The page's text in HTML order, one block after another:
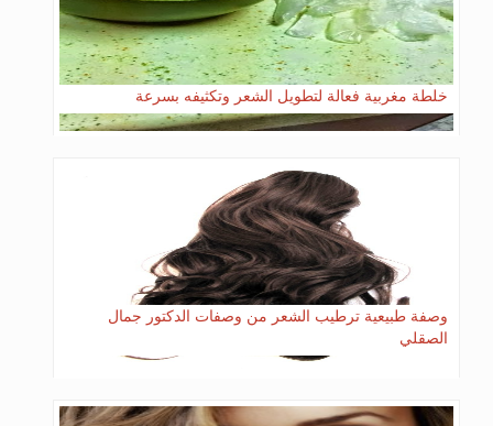
خلطة مغربية فعالة لتطويل الشعر وتكثيفه بسرعة
وصفة طبيعية ترطيب الشعر من وصفات الدكتور جمال
الصقلي